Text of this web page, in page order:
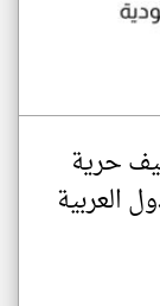
حرية
العربية